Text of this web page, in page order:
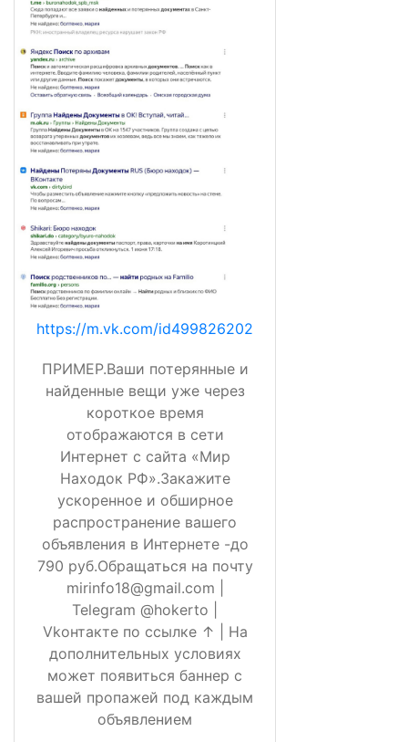
https://m.vk.com/id499826202
ПРИМЕР.Ваши потерянные и
найденные вещи уже через
короткое время
отображаются в сети
Интернет с сайта «Мир
Находок РФ».Закажите
ускоренное и обширное
распространение вашего
объявления в Интернете -до
790 руб.Обращаться на почту
mirinfo18@gmail.com |
Telegram @hokerto |
Vkонтакте по ссылке ↑ | На
дополнительных условиях
может появиться баннер с
вашей пропажей под каждым
объявлением